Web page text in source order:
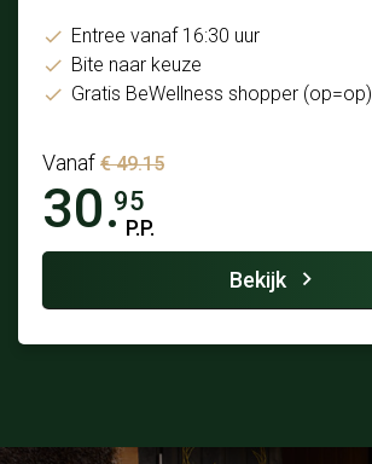
Entree vanaf 16:30 uur
Bite naar keuze
Gratis BeWellness shopper (op=op)
Vanaf € 49.15
30.95
P.P.
Bekijk